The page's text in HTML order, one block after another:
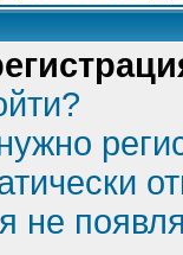
не